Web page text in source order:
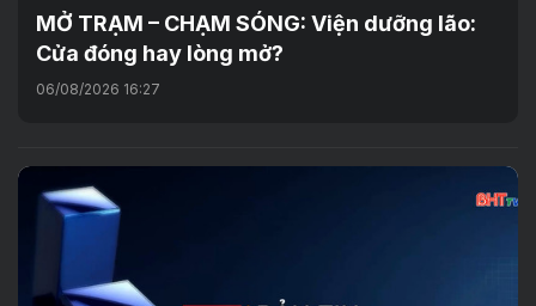
MỞ TRẠM – CHẠM SÓNG: Viện dưỡng lão:
Cửa đóng hay lòng mở?
06/08/2026 16:27